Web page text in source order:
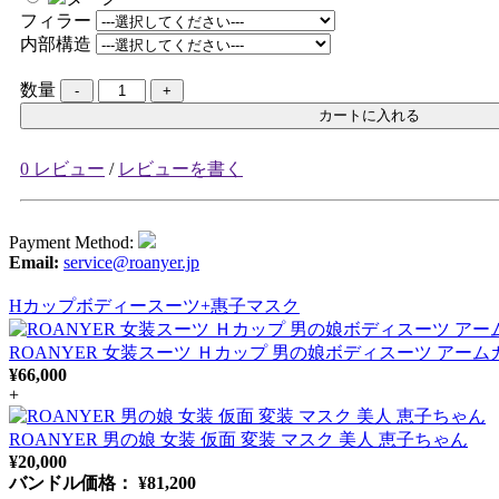
フィラー
内部構造
数量
カートに入れる
0 レビュー / レビューを書く
Payment Method:
Email: service@roanyer.jp
Hカップボディースーツ+惠子マスク
ROANYER 女装スーツ Ｈカップ 男の娘ボディスーツ アーム
¥66,000
+
ROANYER 男の娘 女装 仮面 変装 マスク 美人 恵子ちゃん
¥20,000
バンドル価格： ¥81,200